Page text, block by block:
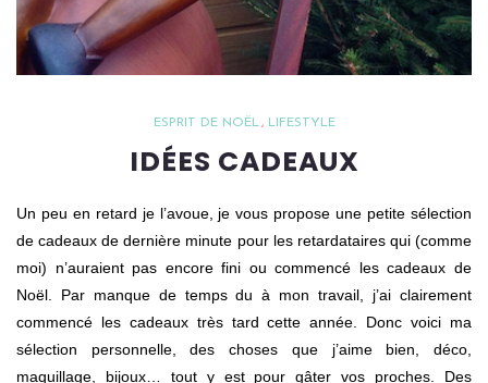
ESPRIT DE NOËL LIFESTYLE
IDÉES CADEAUX
Un peu en retard je l’avoue, je vous propose une petite sélection
de cadeaux de dernière minute pour les retardataires qui (comme
moi) n’auraient pas encore fini ou commencé les cadeaux de
Noël. Par manque de temps du à mon travail, j’ai clairement
commencé les cadeaux très tard cette année. Donc voici ma
sélection personnelle, des choses que j’aime bien, déco,
maquillage, bijoux… tout y est pour gâter vos proches. Des